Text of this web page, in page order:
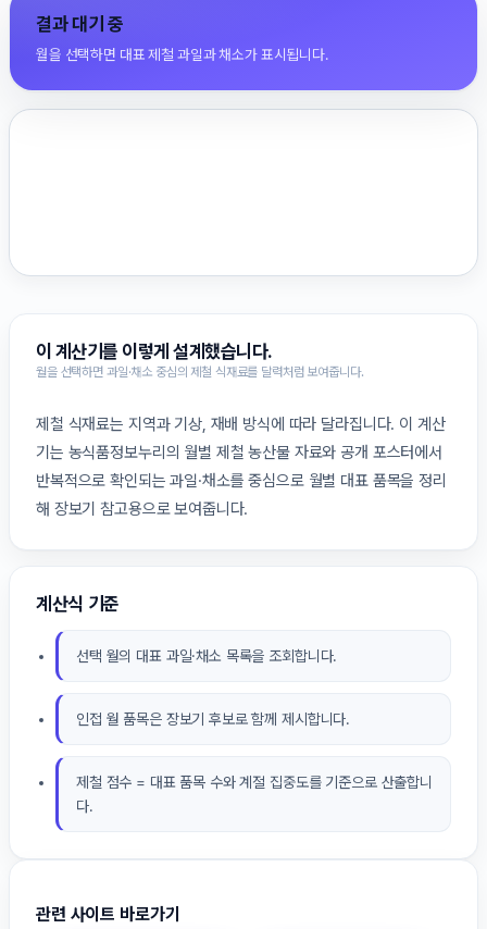
결과 대기 중
월을 선택하면 대표 제철 과일과 채소가 표시됩니다.
이 계산기를 이렇게 설계했습니다.
월을 선택하면 과일·채소 중심의 제철 식재료를 달력처럼 보여줍니다.
제철 식재료는 지역과 기상, 재배 방식에 따라 달라집니다. 이 계산
기는 농식품정보누리의 월별 제철 농산물 자료와 공개 포스터에서
반복적으로 확인되는 과일·채소를 중심으로 월별 대표 품목을 정리
해 장보기 참고용으로 보여줍니다.
계산식 기준
선택 월의 대표 과일·채소 목록을 조회합니다.
인접 월 품목은 장보기 후보로 함께 제시합니다.
제철 점수 = 대표 품목 수와 계절 집중도를 기준으로 산출합니
다.
관련 사이트 바로가기